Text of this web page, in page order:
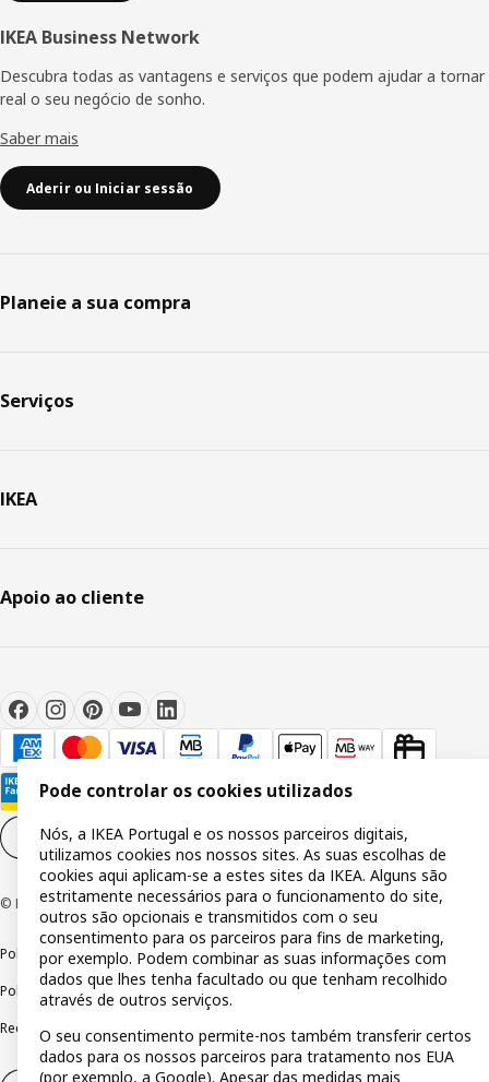
IKEA Business Network
Descubra todas as vantagens e serviços que podem ajudar a tornar
real o seu negócio de sonho.
Saber mais
Aderir ou Iniciar sessão
Planeie a sua compra
Serviços
IKEA
Apoio ao cliente
Definições de cookies PT
© Inter IKEA Systems B.V 1999-2026
Política de privacidadePolítica de cookiesTermos de utilização
Política de divulgação responsávelLivro de reclamações
Reclamações e resolução de litígios
Pode controlar os cookies utilizados
Nós, a IKEA Portugal e os nossos parceiros digitais,
utilizamos cookies nos nossos sites. As suas escolhas de
cookies aqui aplicam-se a estes sites da IKEA. Alguns são
estritamente necessários para o funcionamento do site,
outros são opcionais e transmitidos com o seu
consentimento para os parceiros para fins de marketing,
por exemplo. Podem combinar as suas informações com
dados que lhes tenha facultado ou que tenham recolhido
através de outros serviços.
O seu consentimento permite-nos também transferir certos
dados para os nossos parceiros para tratamento nos EUA
(por exemplo, a Google). Apesar das medidas mais